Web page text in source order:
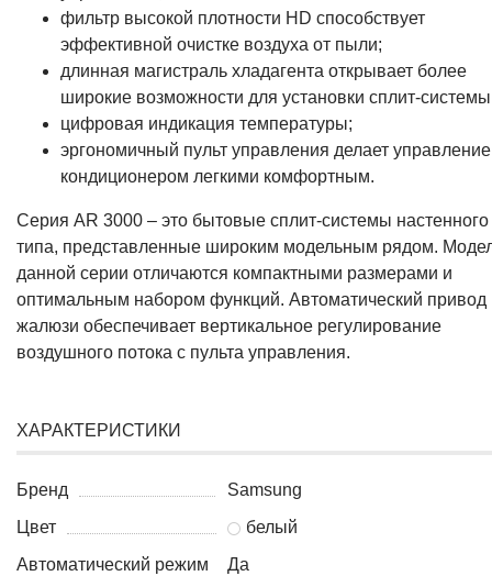
фильтр высокой плотности HD способствует
эффективной очистке воздуха от пыли;
длинная магистраль хладагента открывает более
широкие возможности для установки сплит-
цифровая индикация температуры;
эргономичный пульт управления делает управление
кондиционером легкими комфортным.
Серия AR 3000 – это бытовые сплит-системы настенного
типа, представленные широким модельным рядом.
данной серии отличаются компактными размерами и
оптимальным набором функций. Автоматический привод
жалюзи обеспечивает вертикальное регулирование
воздушного потока с пульта управления.
ХАРАКТЕРИСТИКИ
Бренд
Samsung
Цвет
белый
Автоматический режим
Да